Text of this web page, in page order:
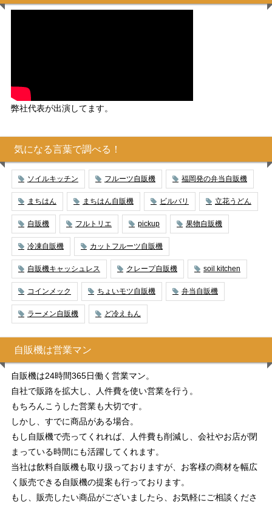
弊社代表が出演してます。
気になる言葉で調べる！
ソイルキッチン フルーツ自販機 福岡発の弁当自販機
まちはん まちはん自販機 ビルバリ 立花うどん
自販機 フルトリエ pickup 果物自販機
冷凍自販機 カットフルーツ自販機
自販機キャッシュレス クレープ自販機 soil kitchen
コインメック ちょいモツ自販機 弁当自販機
ラーメン自販機 ど冷えもん
自販機は営業マン
自販機は24時間365日働く営業マン。
自社で販路を拡大し、人件費を使い営業を行う。
もちろんこうした営業も大切です。
しかし、すでに商品がある場合。
もし自販機で売ってくれれば、人件費も削減し、会社やお店が閉
まっている時間にも活躍してくれます。
当社は飲料自販機も取り扱っておりますが、お客様の商材を幅広
く販売できる自販機の提案も行っております。
もし、販売したい商品がございましたら、お気軽にご相談くださ